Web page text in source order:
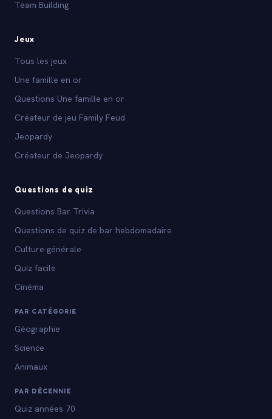
Team Building
Jeux
Tous les jeux
Une famille en or
Questions Une famille en or
Créateur de jeu Family Feud
Jeopardy
Créateur de Jeopardy
Questions de quiz
Questions Bar Trivia
Questions de quiz de bar hebdomadaire
Culture générale
Quiz facile
Cinéma
PAR CATÉGORIE
Géographie
Science
Animaux
PAR DÉCENNIE
Quiz années 70